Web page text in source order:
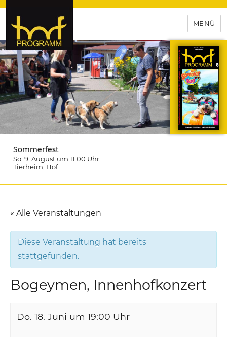
hof-programm – das
Veranstaltungsportal für
Hochfranken
MENÜ
Sommerfest
So. 9. August um 11:00 Uhr
Tierheim , Hof
« Alle Veranstaltungen
Diese Veranstaltung hat bereits
stattgefunden.
Bogeymen, Innenhofkonzert
Do. 18. Juni um 19:00 Uhr